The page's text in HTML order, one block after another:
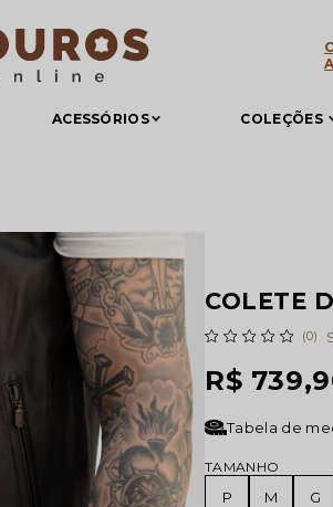
ACESSÓRIOS COLEÇÕES
COLETE
(0)
R$
Tabela de
TAMANHO
P M G